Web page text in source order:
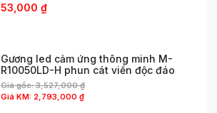
53,000 ₫
Gương led cảm ứng thông minh M-
R10050LD-H phun cát viền độc đáo
Giá gốc:3,527,000₫
Giá KM: 2,793,000 ₫